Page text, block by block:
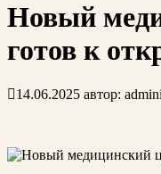
Новый
готов к
14.06.2025 автор: